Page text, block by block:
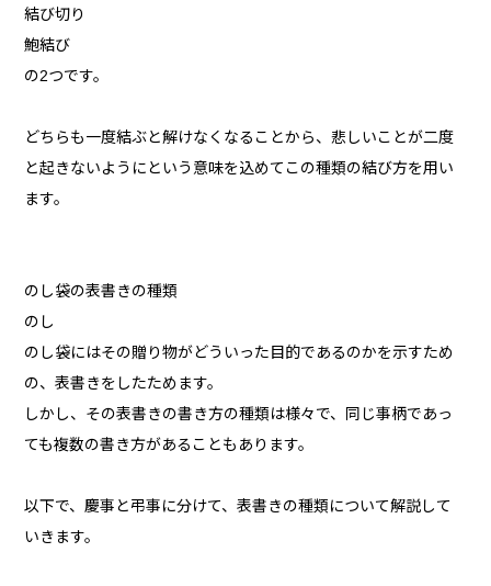
結び切り
鮑結び
の2つです。
どちらも一度結ぶと解けなくなることから、悲しいことが二度
と起きないようにという意味を込めてこの種類の結び方を用い
ます。
のし袋の表書きの種類
のし
のし袋にはその贈り物がどういった目的であるのかを示すため
の、表書きをしたためます。
しかし、その表書きの書き方の種類は様々で、同じ事柄であっ
ても複数の書き方があることもあります。
以下で、慶事と弔事に分けて、表書きの種類について解説して
いきます。